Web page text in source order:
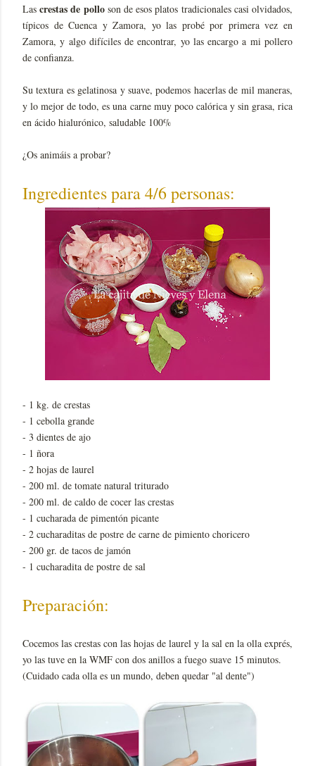
Lascrestas de pollo son de esos platos tradicionales casi olvidados,
típicos de Cuenca y Zamora, yo las probé por primera vez en
Zamora, y algo difíciles de encontrar, yo las encargo a mi pollero
de confianza.
Su textura es gelatinosa y suave, podemos hacerlas de mil maneras,
y lo mejor de todo, es una carne muy poco calórica y sin grasa, rica
en ácido hialurónico, saludable 100%
¿Os animáis a probar?
Ingredientes para 4/6 personas:
- 1 kg. de crestas
- 1 cebolla grande
- 3 dientes de ajo
- 1 ñora
- 2 hojas de laurel
- 200 ml. de tomate natural triturado
- 200 ml. de caldo de cocer las crestas
- 1 cucharada de pimentón picante
- 2 cucharaditas de postre de carne de pimiento choricero
- 200 gr. de tacos de jamón
- 1 cucharadita de postre de sal
Preparación:
Cocemos las crestas con las hojas de laurel y la sal en la olla exprés,
yo las tuve en la WMF con dos anillos a fuego suave 15 minutos.
(Cuidado cada olla es un mundo, deben quedar "al dente")